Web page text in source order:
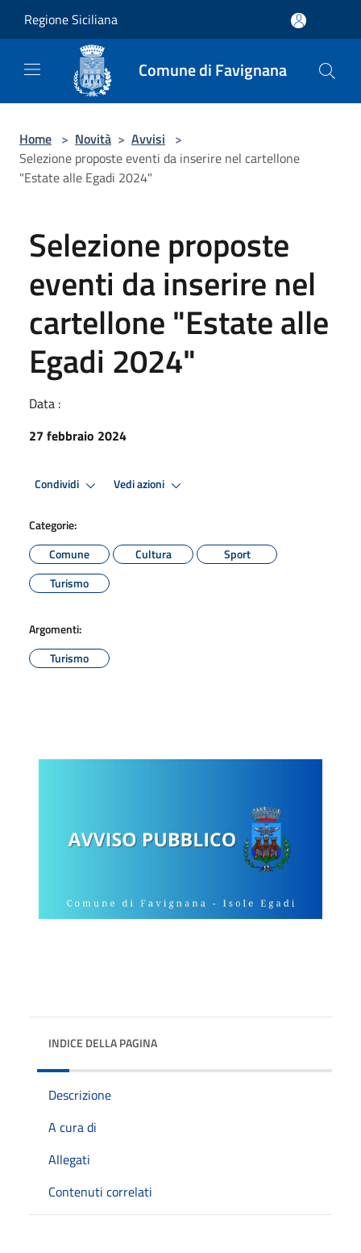
Regione Siciliana
Comune di Favignana
Home > Novità > Avvisi >
Selezione proposte eventi da inserire nel cartellone
"Estate alle Egadi 2024"
Selezione proposte
eventi da inserire nel
cartellone "Estate alle
Egadi 2024"
Data :
27 febbraio 2024
Condividi Vedi azioni
Categorie:
Comune
Cultura
Sport
Turismo
Argomenti:
Turismo
INDICE DELLA PAGINA
Descrizione
A cura di
Allegati
Contenuti correlati